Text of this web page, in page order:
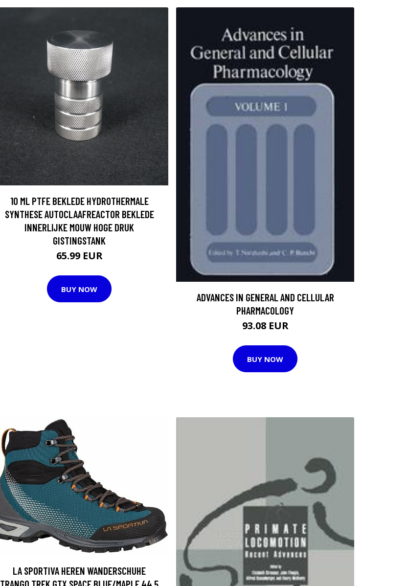
10 ML PTFE BEKLEDE HYDROTHERMALE
SYNTHESE AUTOCLAAFREACTOR BEKLEDE
INNERLIJKE MOUW HOGE DRUK
GISTINGSTANK
65.99 EUR
BUY NOW
ADVANCES IN GENERAL AND CELLULAR
PHARMACOLOGY
93.08 EUR
BUY NOW
LA SPORTIVA HEREN WANDERSCHUHE